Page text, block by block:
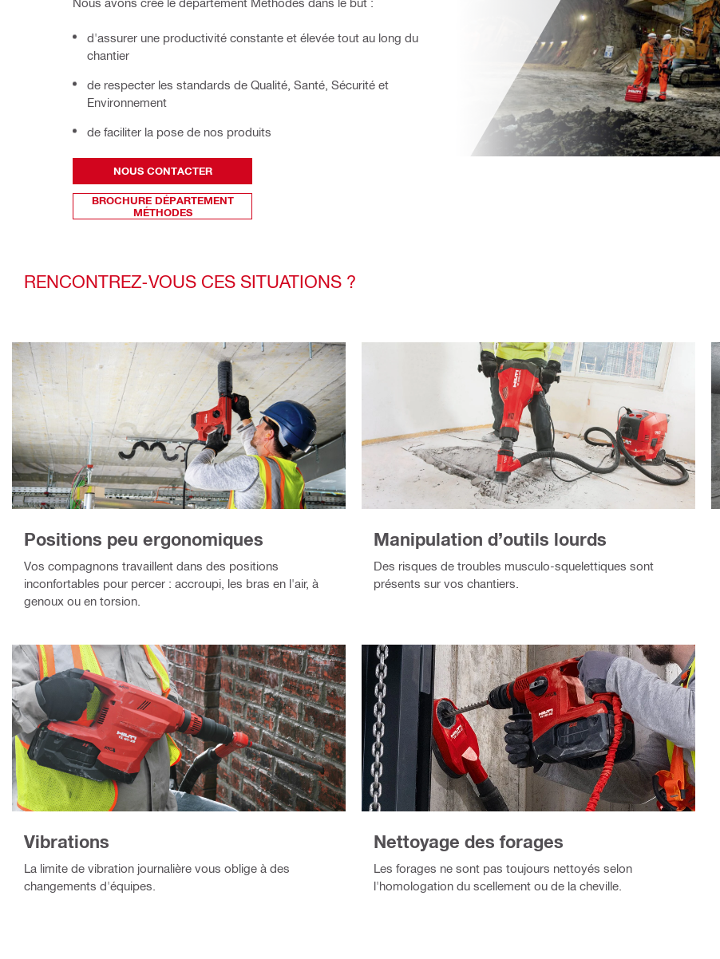
d'assurer une productivité constante et élevée tout au long du
chantier
de respecter les standards de Qualité, Santé, Sécurité et
Environnement
de faciliter la pose de nos produits
NOUS CONTACTER
BROCHURE DÉPARTEMENT
MÉTHODES
RENCONTREZ-VOUS CES SITUATIONS ?
Positions peu ergonomiques
Vos compagnons travaillent dans des positions
inconfortables pour percer : accroupi, les bras en l'air, à
genoux ou en torsion.
Manipulation d’outils lourds
Des risques de troubles musculo-squelettiques sont
présents sur vos chantiers.
Vibrations
La limite de vibration journalière vous oblige à des
changements d'équipes.
Nettoyage des forages
Les forages ne sont pas toujours nettoyés selon
l'homologation du scellement ou de la cheville.